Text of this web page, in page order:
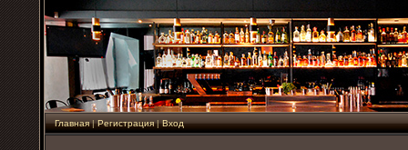
Главная|Регистрация|Вход